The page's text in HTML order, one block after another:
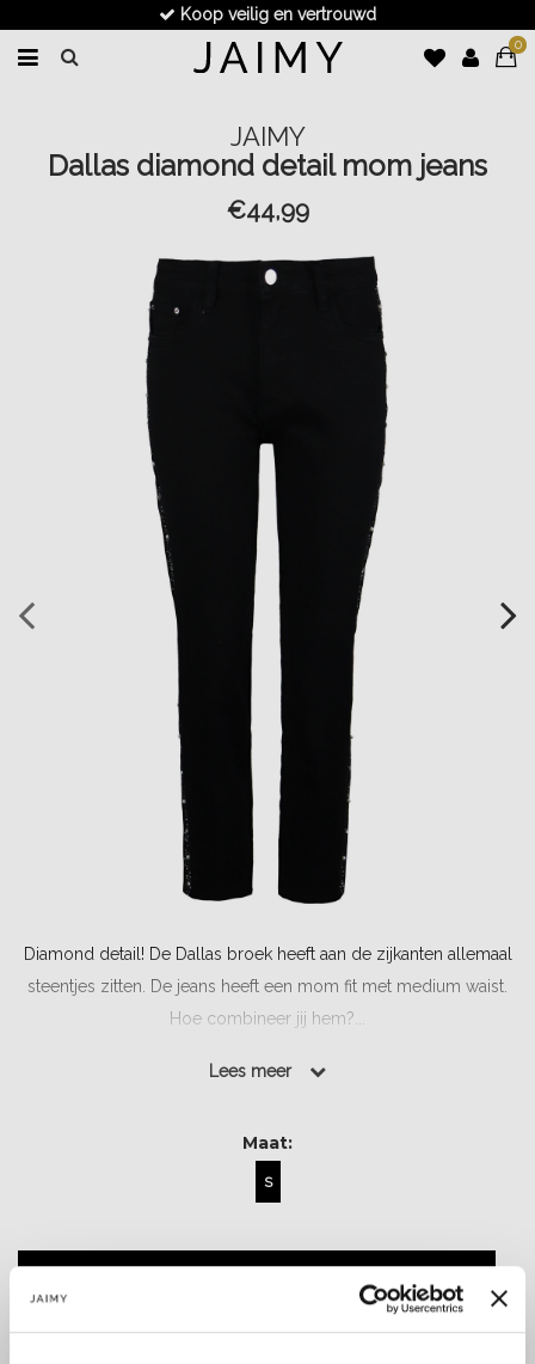
Koop veilig en vertrouwd
0
JAIMY
Dallas diamond detail mom jeans
€44,99
Diamond detail! De Dallas broek heeft aan de zijkanten allemaal
steentjes zitten. De jeans heeft een mom fit met medium waist.
Hoe combineer jij hem?...
Lees meer
Maat:
S
Toevoegen aan winkelwagen